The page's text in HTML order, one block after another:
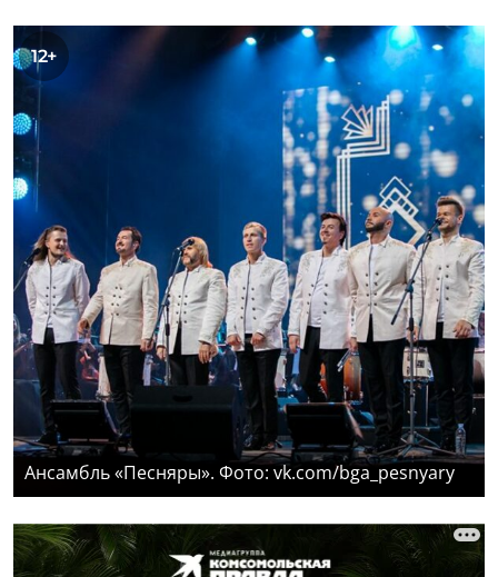
12+
Ансамбль «Песняры». Фото: vk.com/bga_pesnyary